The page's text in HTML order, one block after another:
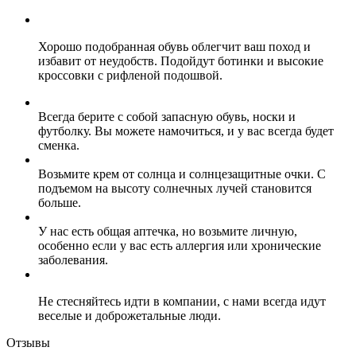
Хорошо подобранная обувь облегчит ваш поход и
избавит от неудобств. Подойдут ботинки и высокие
кросcовки с рифленой подошвой.
Всегда берите с собой запасную обувь, носки и
футболку. Вы можете намочиться, и у вас всегда будет
сменка.
Возьмите крем от солнца и солнцезащитные очки. С
подъемом на высоту солнечных лучей становится
больше.
У нас есть общая аптечка, но возьмите личную,
особенно если у вас есть аллергия или хронические
заболевания.
Не стесняйтесь идти в компании, с нами всегда идут
веселые и доброжетальные люди.
Отзывы